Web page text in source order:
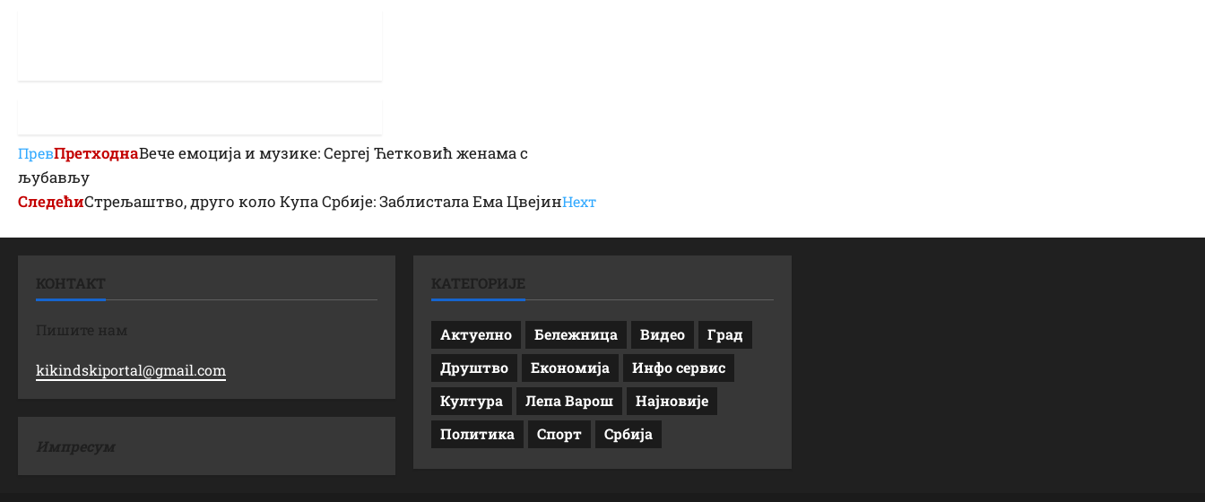
ПревПретходнаВече емоција и музике: Сергеј Ћетковић женама с
љубављу
СледећиСтрељаштво, друго коло Купа Србије: Заблистала Ема ЦвејинНеxт
КОНТАКТ
Пишите нам
kikindskiportal@gmail.com
Импресум
КАТЕГОРИЈЕ
Актуелно Бележница Видео
Град
Друштво
Економија
Инфо сервис
Култура
Лепа Варош
Најновије
Политика
Спорт Србија